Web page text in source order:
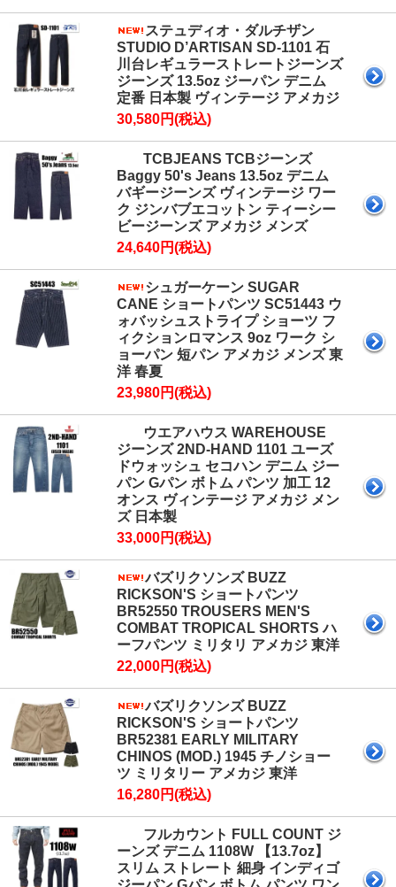
ステュディオ・ダルチザン
STUDIO D’ARTISAN SD-1101 石
川台レギュラーストレートジーンズ
ジーンズ 13.5oz ジーパン デニム
定番 日本製 ヴィンテージ アメカジ
30,580円(税込)
TCBJEANS TCBジーンズ
Baggy 50's Jeans 13.5oz デニム
バギージーンズ ヴィンテージ ワー
ク ジンバブエコットン ティーシー
ビージーンズ アメカジ メンズ
24,640円(税込)
シュガーケーン SUGAR
CANE ショートパンツ SC51443 ウ
ォバッシュストライプ ショーツ フ
ィクションロマンス 9oz ワーク シ
ョーパン 短パン アメカジ メンズ 東
洋 春夏
23,980円(税込)
ウエアハウス WAREHOUSE
ジーンズ 2ND-HAND 1101 ユーズ
ドウォッシュ セコハン デニム ジー
パン Gパン ボトム パンツ 加工 12
オンス ヴィンテージ アメカジ メン
ズ 日本製
33,000円(税込)
バズリクソンズ BUZZ
RICKSON'S ショートパンツ
BR52550 TROUSERS MEN'S
COMBAT TROPICAL SHORTS ハ
ーフパンツ ミリタリ アメカジ 東洋
22,000円(税込)
バズリクソンズ BUZZ
RICKSON'S ショートパンツ
BR52381 EARLY MILITARY
CHINOS (MOD.) 1945 チノショー
ツ ミリタリー アメカジ 東洋
16,280円(税込)
フルカウント FULL COUNT ジ
ーンズ デニム 1108W 【13.7oz】
スリム ストレート 細身 インディゴ